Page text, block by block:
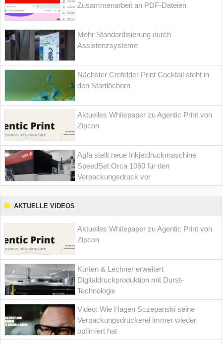
Zusammenarbeit an PDF-Dateien
Mehr Standardisierung durch
Assistenzsysteme
Nächster Crefelder Print Cocktail steht in
den Startlöchern
Aktuelles Whitepaper zu Agentic Print von
Zipcon
Agfa stellt neue Inkjetdruckmaschine
SpeedSet Orca 1060 für den
Verpackungsdruck vor
AKTUELLE VIDEOS
Aktuelles Whitepaper zu Agentic Print von
Zipcon
Kürten & Lechner erweitert
Digitaldruckproduktion mit Durst-
Technologie
Video: Wie Hagen Sczepanski seine
Verpackungsdruckerei immer wieder
optimiert hat